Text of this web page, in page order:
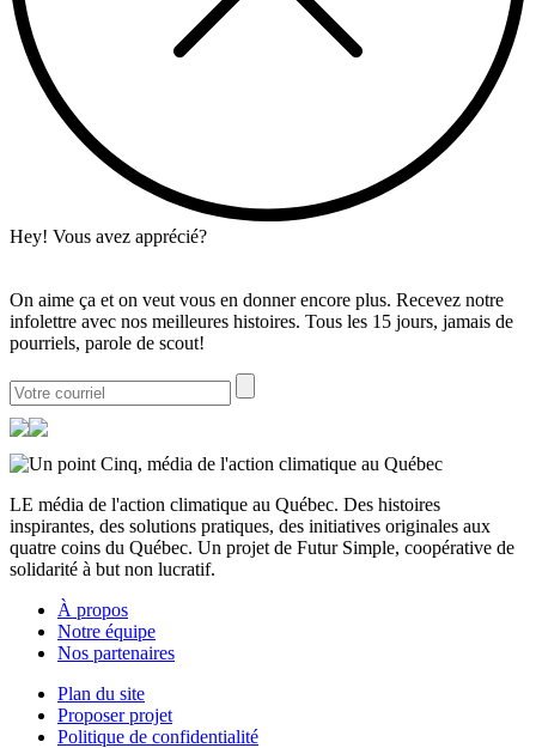
Hey! Vous avez apprécié?
On aime ça et on veut vous en donner encore plus. Recevez notre
infolettre avec nos meilleures histoires. Tous les 15 jours, jamais de
pourriels, parole de scout!
LE média de l'action climatique au Québec. Des histoires
inspirantes, des solutions pratiques, des initiatives originales aux
quatre coins du Québec. Un projet de Futur Simple, coopérative de
solidarité à but non lucratif.
À propos
Notre équipe
Nos partenaires
Plan du site
Proposer projet
Politique de confidentialité